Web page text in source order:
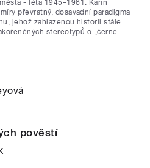
- léta 1945–1961. Karin
převratný, dosavadní paradigma
jehož zahlazenou historii stále
stereotypů o „černé
pověstí